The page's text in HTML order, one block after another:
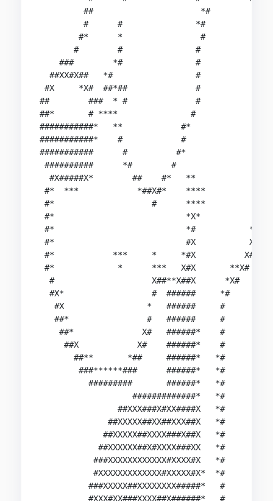
         ##                      *#         *#
         #      #               *#          *#
        #*      *                #           #
       #        #               #             #
    ###        *#               #             ##
  ##XX#X##   *#                 #             *X
#X     *X#  ##*##              #              *
##        ###  * #              #              *
##*       # ****               #
###########*   **            #*
###########*    #            #
###########      #          #*
##########      *#        #                   *
  #X#####X*        ##    #*   **              **
#*  ***            *##X#*    ****            *X
#*                    #      ****           *X#
#*                           *X*            X#
#*                           *#           **#
#*                           #X           X#
#*            ***     *     *#X          X#
#*             *      ***   X#X       **X#
  #                    X##**X##X      *X#
  #X*                  #  ######     *#
   #X                 *   ######     #
   ##*                #   ######     #
    ##*              X#   ######*    #
     ##X            X#    ######*    #
       ##**       *##     ######*   *#
        ###******###      ######*   *#
          #########       ######*   *#
                   #############*   *#
                ##XXX###X#XX####X   *#
              ##XXXXX##XX##XXX##X   *#
             ##XXXXX##XXXX###X##X   *#
            ##XXXXXX##X#XXXX###XX   *#
           ###XXXXXXXXXXXX#XXXX#X   *#
           #XXXXXXXXXXXXX#XXXXX#X*  *#
          ###XXXXX##XXXXXXXX#####*   #
          #XXX#XX###XXXX##X######*   #